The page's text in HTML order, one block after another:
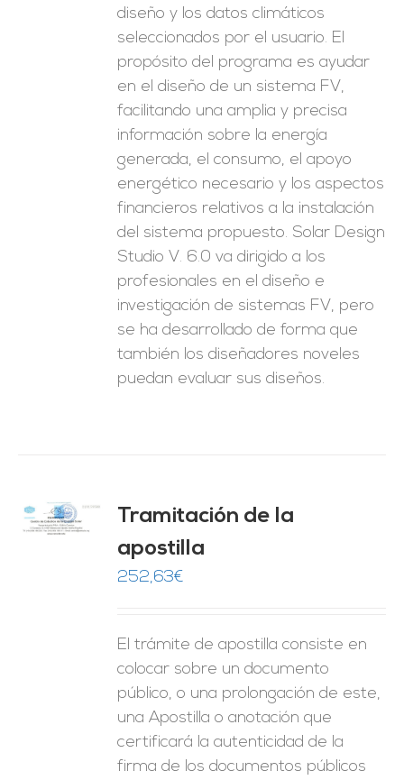
diseño y los datos climáticos
seleccionados por el usuario. El
propósito del programa es ayudar
en el diseño de un sistema FV,
facilitando una amplia y precisa
información sobre la energía
generada, el consumo, el apoyo
energético necesario y los aspectos
financieros relativos a la instalación
del sistema propuesto. Solar Design
Studio V. 6.0 va dirigido a los
profesionales en el diseño e
investigación de sistemas FV, pero
se ha desarrollado de forma que
también los diseñadores noveles
puedan evaluar sus diseños.
Tramitación de la
apostilla
252,63€
El trámite de apostilla consiste en
colocar sobre un documento
público, o una prolongación de este,
una Apostilla o anotación que
certificará la autenticidad de la
firma de los documentos públicos